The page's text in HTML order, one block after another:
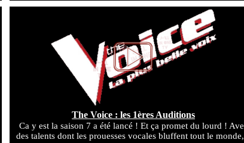
The Voice : les 1ères Auditions
Ca y est la saison 7 a été lancé ! Et ça promet du lourd !
des talents dont les prouesses vocales bluffent tout le